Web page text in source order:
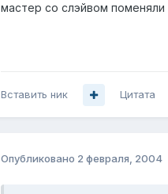
мастер со слэйвом поменяли
Вставить ник Цитата
Опубликовано 2 февраля, 2004